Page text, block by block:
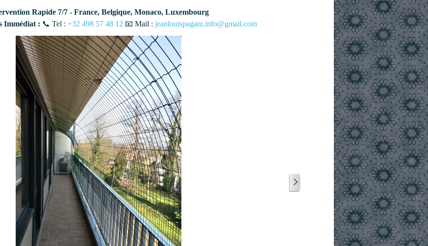
Rapide 7/7 - France, Belgique, Monaco, Luxembourg
Immédiat : 📞 Tel : +32 498 57 48 12 📧 Mail : jeanlouispagani.info@gmail.com